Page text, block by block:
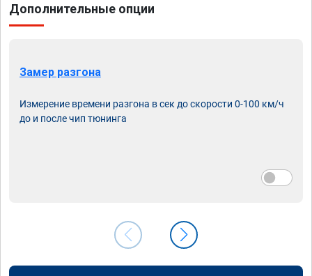
Дополнительные опции
Замер разгона
Измерение времени разгона в сек до скорости 0-100 км/ч
до и после чип тюнинга